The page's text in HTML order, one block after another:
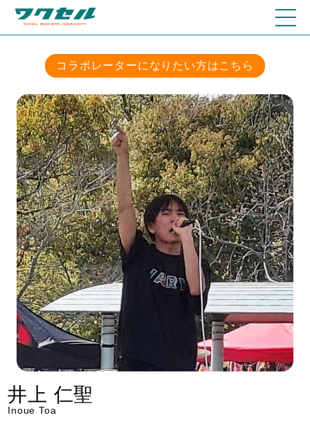
コラボレーターになりたい方はこちら
井上 仁聖
Inoue Toa